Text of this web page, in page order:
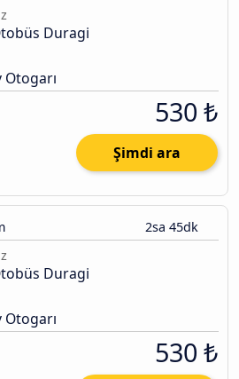
Duragi
530 ₺
Şimdi ara
2sa 45dk
Duragi
530 ₺